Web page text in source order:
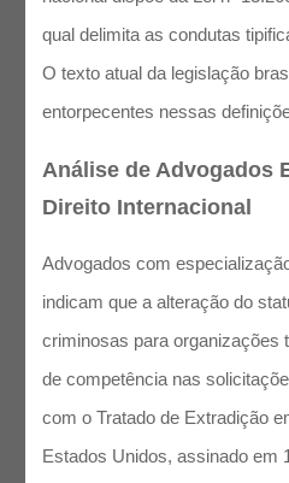
qual delimita as condutas
O texto atual da legislação
entorpecentes nessas
Análise de Advogados
Direito Internacional
Advogados com
indicam que a alteração do
criminosas para organizações
de competência nas
com o Tratado de Extradição
Estados Unidos, assinado em